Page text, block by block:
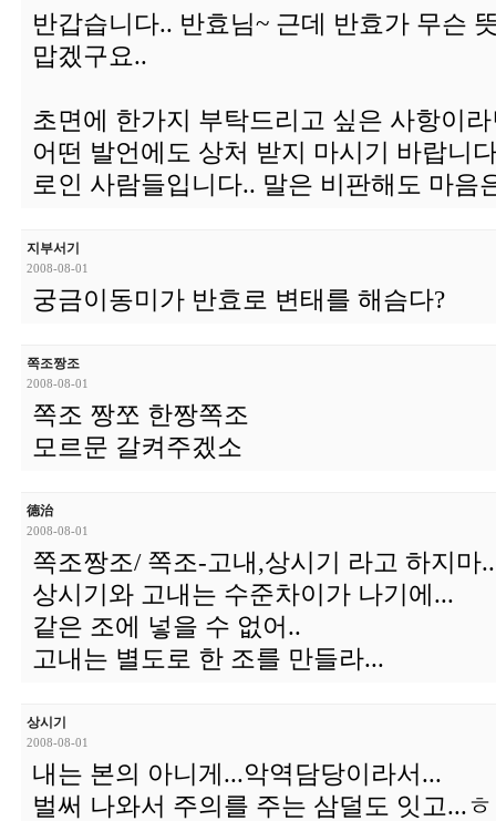
반갑습니다.. 반효님~ 근데 반효가 무슨
맙겠구요..
초면에 한가지 부탁드리고 싶은 사항이
어떤 발언에도 상처 받지 마시기 바랍니
로인 사람들입니다.. 말은 비판해도 마음
지부서기
2008-08-01
궁금이동미가 반효로 변태를 해슴다?
쪽조짱조
2008-08-01
쪽조 짱쪼 한짱쪽조
모르문 갈켜주겠소
德治
2008-08-01
쪽조짱조/ 쪽조-고내,상시기 라고 하지마
상시기와 고내는 수준차이가 나기에...
같은 조에 넣을 수 없어..
고내는 별도로 한 조를 만들라...
상시기
2008-08-01
내는 본의 아니게...악역담당이라서...
벌써 나와서 주의를 주는 삼덜도 잇고...